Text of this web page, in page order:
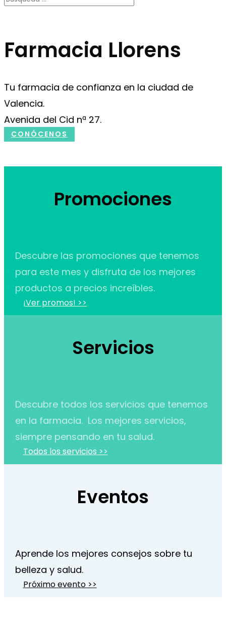
Farmacia Llorens
Tu farmacia de confianza en la ciudad de
Valencia.
Avenida del Cid nª 27.
CONÓCENOS
Promociones
Descubre las promociones que tenemos
para este mes y disfruta de los mejores
productos a precios increíbles.
¡Ver promos! >>
Servicios
Descubre todos los servicios que tenemos
en la farmacia. Los mejores servicios,
siempre pensando en tu salud.
Todos los servicios >>
Eventos
Aprende los mejores consejos sobre tu
belleza y salud.
Próximo evento >>